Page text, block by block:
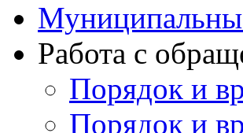
Работа с
Порядок и
Порядок и